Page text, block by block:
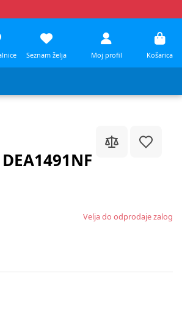
Seznam želja Moj profil Košarica
Velja do odprodaje zalog